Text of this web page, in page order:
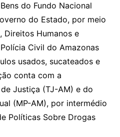
do Fundo Nacional
do Estado, por meio
Direitos Humanos e
Civil do Amazonas
usados, sucateados e
conta com a
Justiça (TJ-AM) e do
(MP-AM), por intermédio
Políticas Sobre Drogas